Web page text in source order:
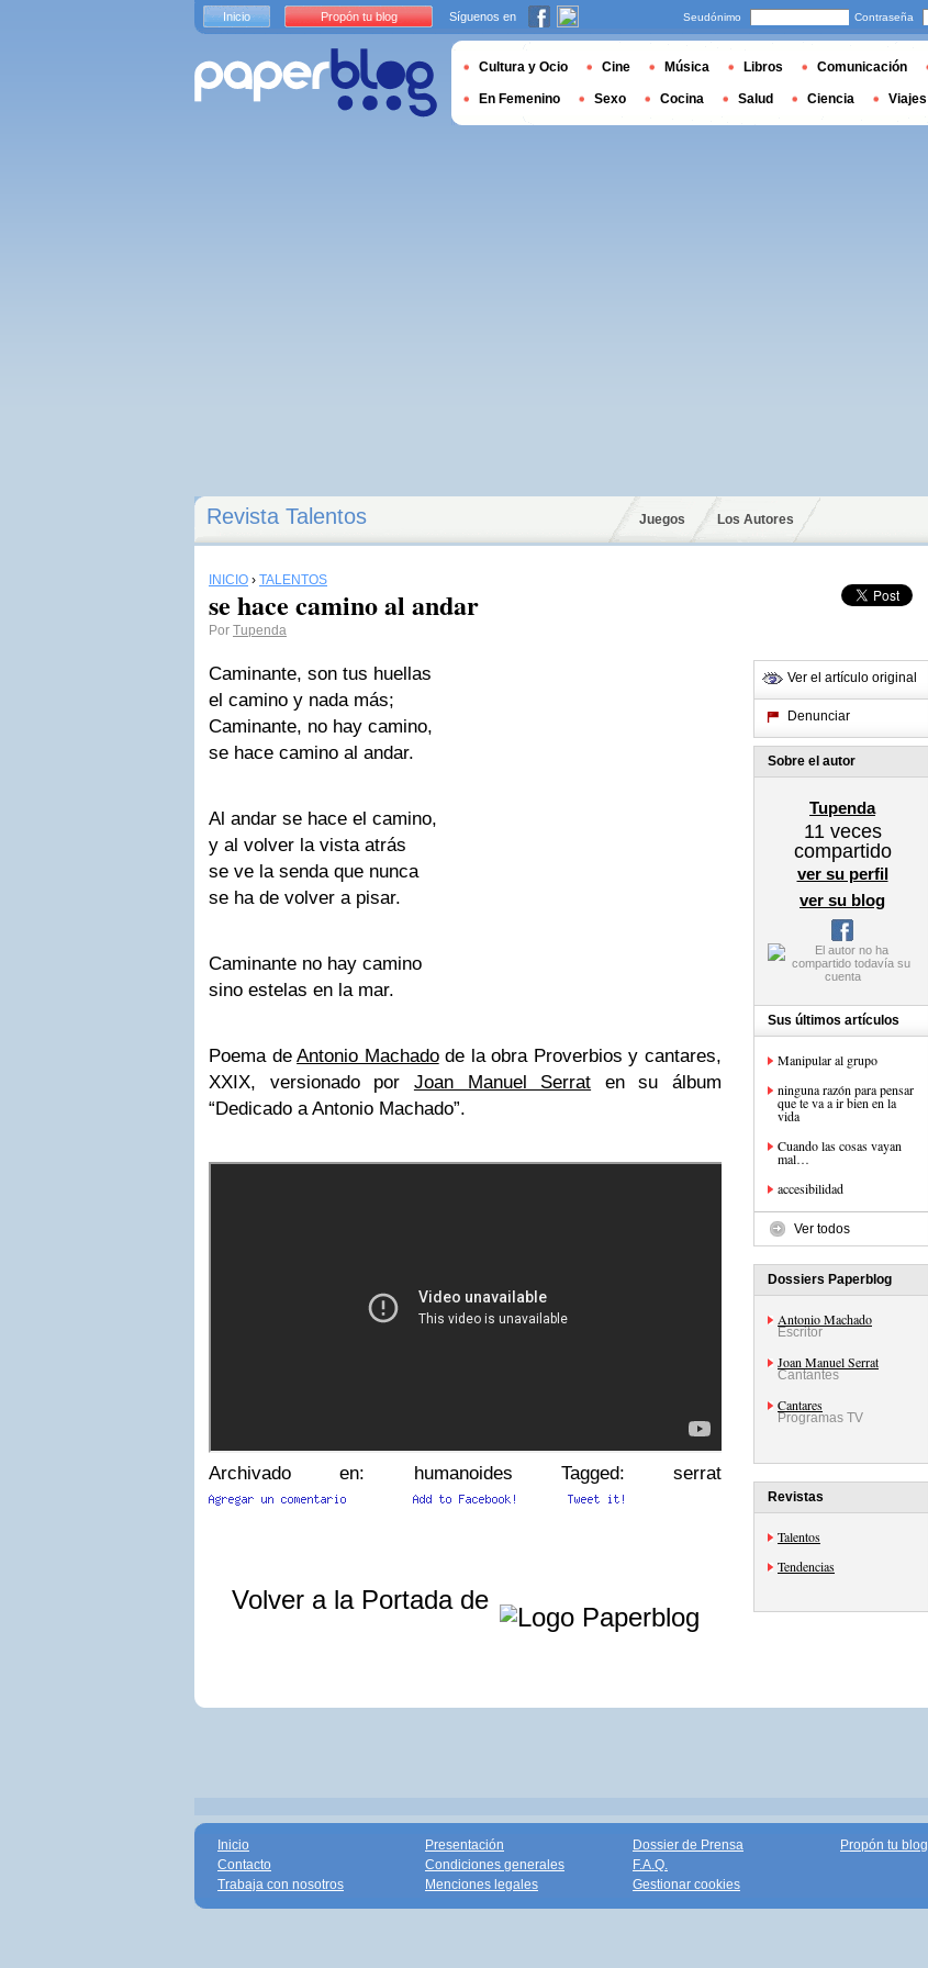
Revista Talentos Juegos Los Autores
INICIO › TALENTOS
se hace camino al andar
Por Tupenda
Caminante, son tus huellas
el camino y nada más;
Caminante, no hay camino,
se hace camino al andar.
Al andar se hace el camino,
y al volver la vista atrás
se ve la senda que nunca
se ha de volver a pisar.
Caminante no hay camino
sino estelas en la mar.
Poema deAntonio Machadode la obra Proverbios y cantares,
XXIX, versionado por Joan Manuel Serrat en su álbum
“Dedicado a Antonio Machado”.
Archivado en: humanoides Tagged: serrat
Volver a la Portada de
Ver el artículo original
Denunciar
Sobre el autor
Tupenda
11veces
compartido
ver su perfil
ver su blog
Sus últimos artículos
Manipular al grupo
ninguna razón para pensar
que te va a ir bien en la
vida
Cuando las cosas vayan
mal…
accesibilidad
Ver todos
Dossiers Paperblog
Antonio Machado
Escritor
Joan Manuel Serrat
Cantantes
Cantares
Programas TV
Revistas
Talentos
Tendencias
Inicio Propón tu blog Síguenos en Seudónimo Contraseña
Cultura y Ocio Cine Música Libros Comunicación
En Femenino Sexo Cocina Salud Ciencia Viajes
Inicio
Contacto
Trabaja con nosotros
Presentación
Condiciones generales
Menciones legales
Dossier de Prensa
F.A.Q.
Gestionar cookies
Propón tu blog